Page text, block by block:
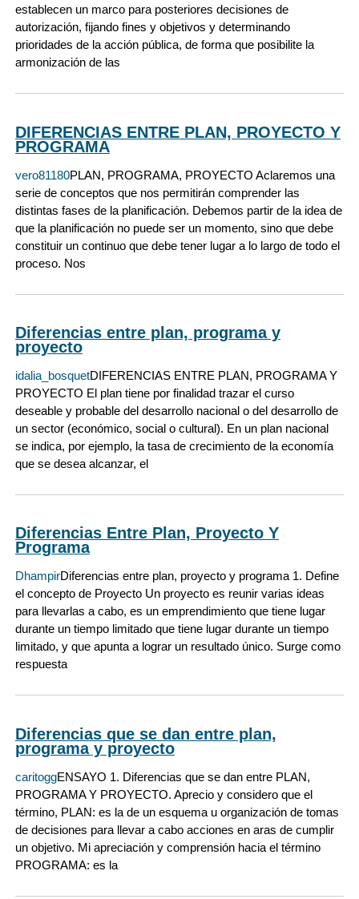
establecen un marco para posteriores decisiones de
autorización, fijando fines y objetivos y determinando
prioridades de la acción pública, de forma que posibilite la
armonización de las
DIFERENCIAS ENTRE PLAN, PROYECTO Y
PROGRAMA
vero81180PLAN, PROGRAMA, PROYECTO Aclaremos una
serie de conceptos que nos permitirán comprender las
distintas fases de la planificación. Debemos partir de la idea de
que la planificación no puede ser un momento, sino que debe
constituir un continuo que debe tener lugar a lo largo de todo el
proceso. Nos
Diferencias entre plan, programa y
proyecto
idalia_bosquetDIFERENCIAS ENTRE PLAN, PROGRAMA Y
PROYECTO El plan tiene por finalidad trazar el curso
deseable y probable del desarrollo nacional o del desarrollo de
un sector (económico, social o cultural). En un plan nacional
se indica, por ejemplo, la tasa de crecimiento de la economía
que se desea alcanzar, el
Diferencias Entre Plan, Proyecto Y
Programa
DhampirDiferencias entre plan, proyecto y programa 1. Define
el concepto de Proyecto Un proyecto es reunir varias ideas
para llevarlas a cabo, es un emprendimiento que tiene lugar
durante un tiempo limitado que tiene lugar durante un tiempo
limitado, y que apunta a lograr un resultado único. Surge como
respuesta
Diferencias que se dan entre plan,
programa y proyecto
caritoggENSAYO 1. Diferencias que se dan entre PLAN,
PROGRAMA Y PROYECTO. Aprecio y considero que el
término, PLAN: es la de un esquema u organización de tomas
de decisiones para llevar a cabo acciones en aras de cumplir
un objetivo. Mi apreciación y comprensión hacia el término
PROGRAMA: es la